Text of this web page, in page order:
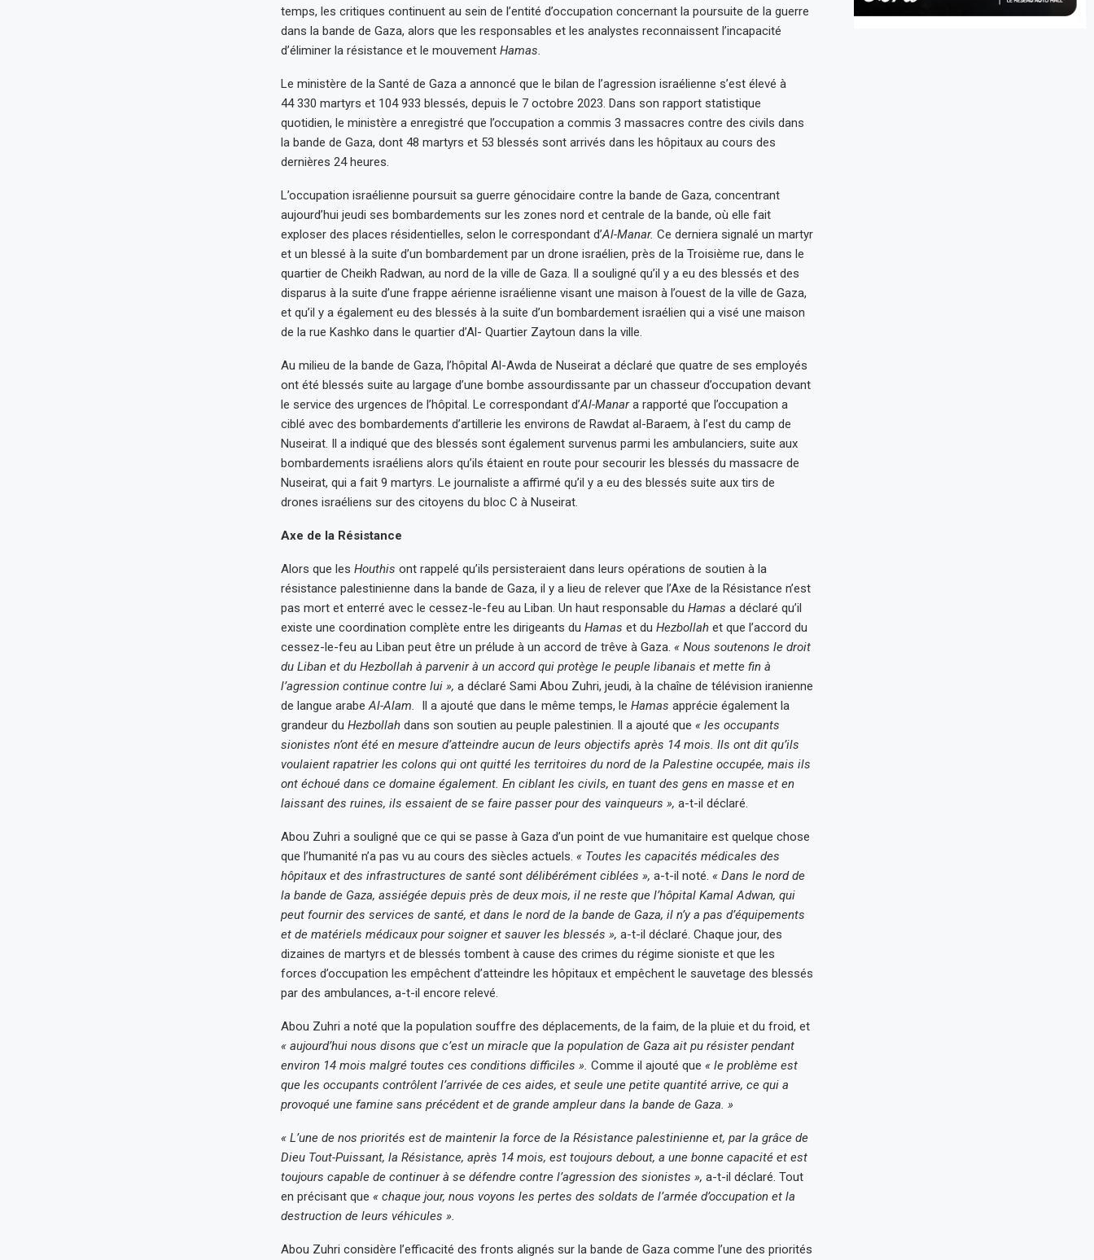
temps, les critiques continuent au sein de l’entité d’occupation concernant la poursuite de la guerre
dans la bande de Gaza, alors que les responsables et les analystes reconnaissent l’incapacité
d’éliminer la résistance et le mouvement Hamas.
Le ministère de la Santé de Gaza a annoncé que le bilan de l’agression israélienne s’est élevé à
44 330 martyrs et 104 933 blessés, depuis le 7 octobre 2023. Dans son rapport statistique
quotidien, le ministère a enregistré que l’occupation a commis 3 massacres contre des civils dans
la bande de Gaza, dont 48 martyrs et 53 blessés sont arrivés dans les hôpitaux au cours des
dernières 24 heures.
L’occupation israélienne poursuit sa guerre génocidaire contre la bande de Gaza, concentrant
aujourd’hui jeudi ses bombardements sur les zones nord et centrale de la bande, où elle fait
exploser des places résidentielles, selon le correspondant d’Al-Manar. Ce derniera signalé un martyr
et un blessé à la suite d’un bombardement par un drone israélien, près de la Troisième rue, dans le
quartier de Cheikh Radwan, au nord de la ville de Gaza. Il a souligné qu’il y a eu des blessés et des
disparus à la suite d’une frappe aérienne israélienne visant une maison à l’ouest de la ville de Gaza,
et qu’il y a également eu des blessés à la suite d’un bombardement israélien qui a visé une maison
de la rue Kashko dans le quartier d’Al- Quartier Zaytoun dans la ville.
Au milieu de la bande de Gaza, l’hôpital Al-Awda de Nuseirat a déclaré que quatre de ses employés
ont été blessés suite au largage d’une bombe assourdissante par un chasseur d’occupation devant
le service des urgences de l’hôpital. Le correspondant d’Al-Manara rapporté que l’occupation a
ciblé avec des bombardements d’artillerie les environs de Rawdat al-Baraem, à l’est du camp de
Nuseirat. Il a indiqué que des blessés sont également survenus parmi les ambulanciers, suite aux
bombardements israéliens alors qu’ils étaient en route pour secourir les blessés du massacre de
Nuseirat, qui a fait 9 martyrs. Le journaliste a affirmé qu’il y a eu des blessés suite aux tirs de
drones israéliens sur des citoyens du bloc C à Nuseirat.
Axe de la Résistance
Alors que les Houthis ont rappelé qu’ils persisteraient dans leurs opérations de soutien à la
résistance palestinienne dans la bande de Gaza, il y a lieu de relever que l’Axe de la Résistance n’est
pas mort et enterré avec le cessez-le-feu au Liban. Un haut responsable du Hamas a déclaré qu’il
existe une coordination complète entre les dirigeants du Hamas et du Hezbollahet que l’accord du
cessez-le-feu au Liban peut être un prélude à un accord de trêve à Gaza. « Nous soutenons le droit
du Liban et du Hezbollah à parvenir à un accord qui protège le peuple libanais et mette fin à
l’agression continue contre lui », a déclaré Sami Abou Zuhri, jeudi, à la chaîne de télévision iranienne
de langue arabeAl-Alam. Il a ajouté que dans le même temps, le Hamas apprécie également la
grandeur du Hezbollahdans son soutien au peuple palestinien. Il a ajouté que « les occupants
sionistes n’ont été en mesure d’atteindre aucun de leurs objectifs après 14 mois. Ils ont dit qu’ils
voulaient rapatrier les colons qui ont quitté les territoires du nord de la Palestine occupée, mais ils
ont échoué dans ce domaine également. En ciblant les civils, en tuant des gens en masse et en
laissant des ruines, ils essaient de se faire passer pour des vainqueurs », a-t-il déclaré.
Abou Zuhri a souligné que ce qui se passe à Gaza d’un point de vue humanitaire est quelque chose
que l’humanité n’a pas vu au cours des siècles actuels. « Toutes les capacités médicales des
hôpitaux et des infrastructures de santé sont délibérément ciblées », a-t-il noté. « Dans le nord de
la bande de Gaza, assiégée depuis près de deux mois, il ne reste que l’hôpital Kamal Adwan, qui
peut fournir des services de santé, et dans le nord de la bande de Gaza, il n’y a pas d’équipements
et de matériels médicaux pour soigner et sauver les blessés », a-t-il déclaré. Chaque jour, des
dizaines de martyrs et de blessés tombent à cause des crimes du régime sioniste et que les
forces d’occupation les empêchent d’atteindre les hôpitaux et empêchent le sauvetage des blessés
par des ambulances, a-t-il encore relevé.
Abou Zuhri a noté que la population souffre des déplacements, de la faim, de la pluie et du froid, et
« aujourd’hui nous disons que c’est un miracle que la population de Gaza ait pu résister pendant
environ 14 mois malgré toutes ces conditions difficiles ». Comme il ajouté que « le problème est
que les occupants contrôlent l’arrivée de ces aides, et seule une petite quantité arrive, ce qui a
provoqué une famine sans précédent et de grande ampleur dans la bande de Gaza. »
« L’une de nos priorités est de maintenir la force de la Résistance palestinienne et, par la grâce de
Dieu Tout-Puissant, la Résistance, après 14 mois, est toujours debout, a une bonne capacité et est
toujours capable de continuer à se défendre contre l’agression des sionistes », a-t-il déclaré. Tout
en précisant que « chaque jour, nous voyons les pertes des soldats de l’armée d’occupation et la
destruction de leurs véhicules ».
Abou Zuhri considère l’efficacité des fronts alignés sur la bande de Gaza comme l’une des priorités